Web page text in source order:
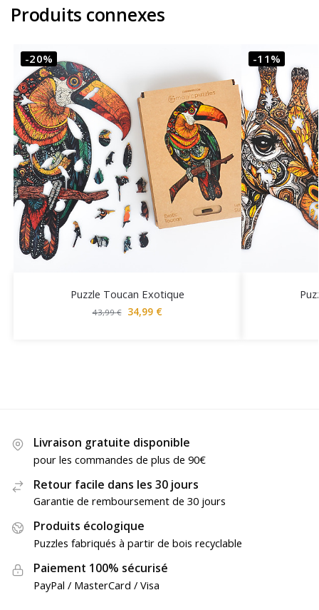
Produits connexes
-20%
Puzzle Toucan Exotique
43,99€ 34,99 €
-11%
Livraison gratuite disponible
pour les commandes de plus de 90€
Retour facile dans les 30 jours
Garantie de remboursement de 30 jours
Produits écologique
Puzzles fabriqués à partir de bois recyclable
Paiement 100% sécurisé
PayPal / MasterCard / Visa